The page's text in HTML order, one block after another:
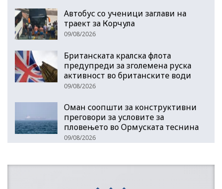
Автобус со ученици заглави на
траект за Корчула
09/08/2026
Британската кралска флота
предупреди за зголемена руска
активност во британските води
09/08/2026
Оман соопшти за конструктивни
преговори за условите за
пловењето во Ормуската теснина
09/08/2026